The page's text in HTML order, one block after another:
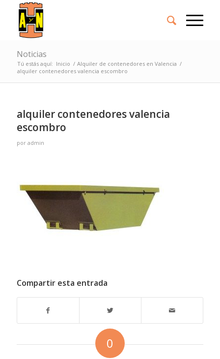
Noticias
Tú estás aquí: Inicio / Alquiler de contenedores en Valencia /
alquiler contenedores valencia escombro
alquiler contenedores valencia
escombro
por admin
Compartir esta entrada
0